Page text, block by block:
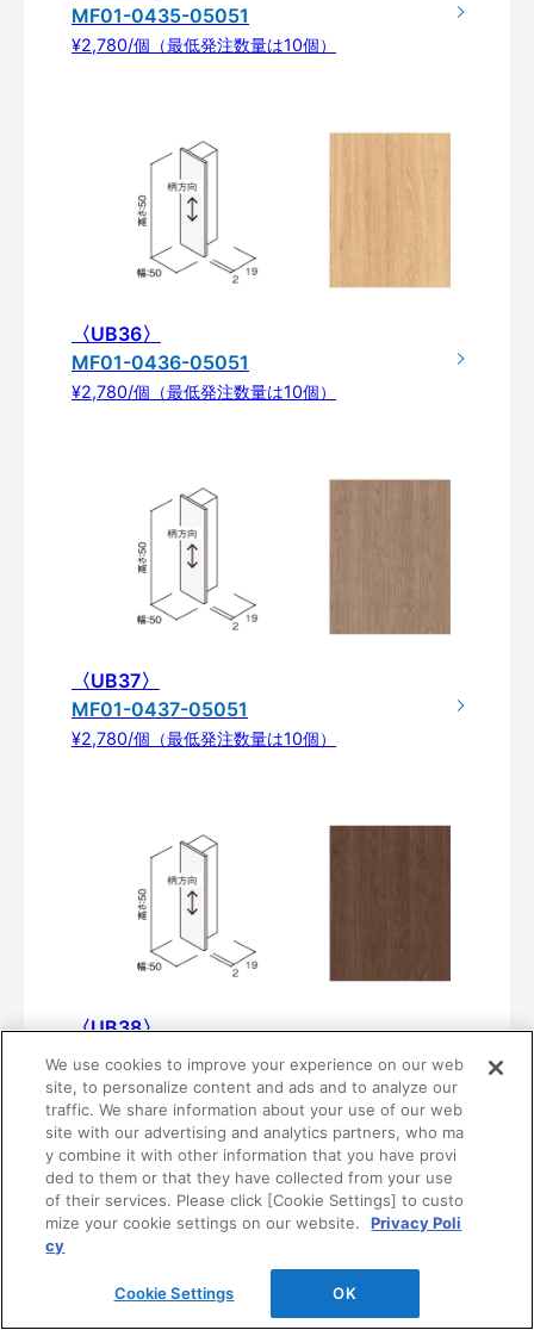
MF01-0435-05051
¥2,780/個（最低発注数量は10個）
〈UB36〉
MF01-0436-05051
¥2,780/個（最低発注数量は10個）
〈UB37〉
MF01-0437-05051
¥2,780/個（最低発注数量は10個）
〈UB38〉
MF01-0438-05051
¥2,780/個（最低発注数量は10個）
We use cookies to improve your experience on our web
site, to personalize content and ads and to analyze our
traffic. We share information about your use of our web
site with our advertising and analytics partners, who ma
y combine it with other information that you have provi
ded to them or that they have collected from your use
of their services. Please click [Cookie Settings] to custo
mize your cookie settings on our website.
Privacy Poli
cy
Cookie Settings OK